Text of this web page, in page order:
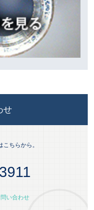
せ
ちらから。
い合わせ